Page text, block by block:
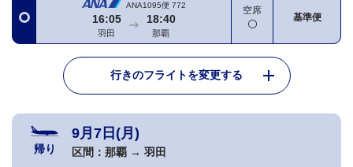
ANA1095便 772
16:05
羽田
18:40
那覇
空席
基準便
行きのフライトを変更する
帰り
9月7日(月)
区間： 那覇 → 羽田